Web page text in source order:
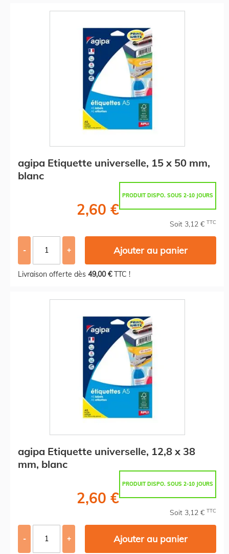
agipa Etiquette universelle, 15 x 50 mm,
blanc
PRODUIT DISPO. SOUS 2-10 JOURS
2,60 €
Soit 3,12 € TTC
- + Ajouter au panier
Livraison offerte dès 49,00 €TTC !
agipa Etiquette universelle, 12,8 x 38
mm, blanc
PRODUIT DISPO. SOUS 2-10 JOURS
2,60 €
Soit 3,12 € TTC
- + Ajouter au panier